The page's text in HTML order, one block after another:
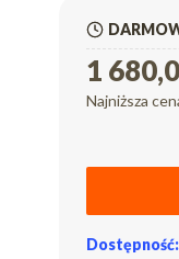
1
Najniższa
Dostępność: